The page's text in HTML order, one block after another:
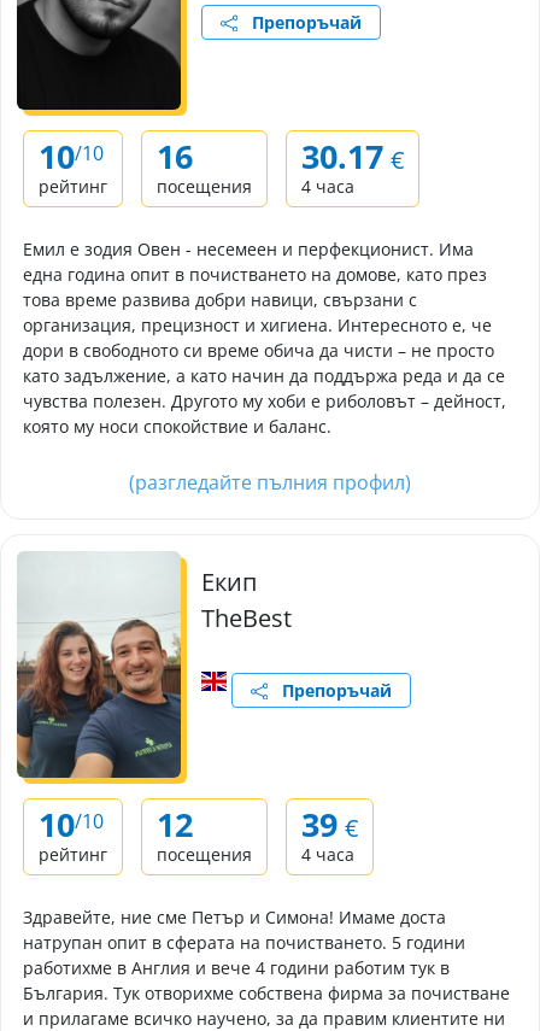
Препоръчай
10/10
рейтинг
16
посещения
30.17 €
4 часа
Емил е зодия Овен - несемеен и перфекционист. Има
една година опит в почистването на домове, като през
това време развива добри навици, свързани с
организация, прецизност и хигиена. Интересното е, че
дори в свободното си време обича да чисти – не просто
като задължение, а като начин да поддържа реда и да се
чувства полезен. Другото му хоби е риболовът – дейност,
която му носи спокойствие и баланс.
(разгледайте пълния профил)
Екип
TheBest
Препоръчай
10/10
рейтинг
12
посещения
39 €
4 часа
Здравейте, ние сме Петър и Симона! Имаме доста
натрупан опит в сферата на почистването. 5 години
работихме в Англия и вече 4 години работим тук в
България. Тук отворихме собствена фирма за почистване
и прилагаме всичко научено, за да правим клиентите ни